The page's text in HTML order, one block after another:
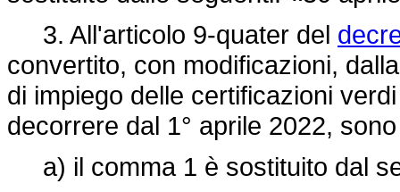
3. All'articolo 9-quater del
convertito, con modificazioni,
di impiego delle certificazioni
decorrere dal 1° aprile 2022,
a) il comma 1 è sostituito dal